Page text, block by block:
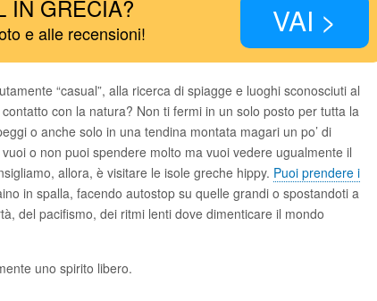
IN GRECIA?
e alle recensioni! VAI >
“casual”, alla ricerca di spiagge e luoghi sconosciuti al
con la natura? Non ti fermi in un solo posto per tutta la
o anche solo in una tendina montata magari un po’ di
o non puoi spendere molto ma vuoi vedere ugualmente il
allora, è visitare le isole greche hippy. Puoi prendere i
in spalla, facendo autostop su quelle grandi o spostandoti a
del pacifismo, dei ritmi lenti dove dimenticare il mondo
uno spirito libero.